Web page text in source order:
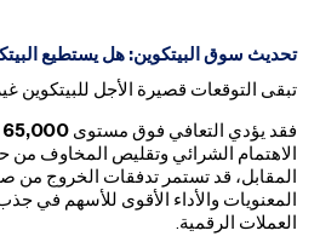
تحديث سوق البيتكوين: هل يستطيع
تبقى التوقعات قصيرة الأجل للبيتكوين
فقد يؤدي التعافي فوق مستوى65,000
الاهتمام الشرائي وتقليص المخاوف من
المقابل، قد تستمر تدفقات الخروج
المعنويات والأداء الأقوى للأسهم في
العملات الرقمية.